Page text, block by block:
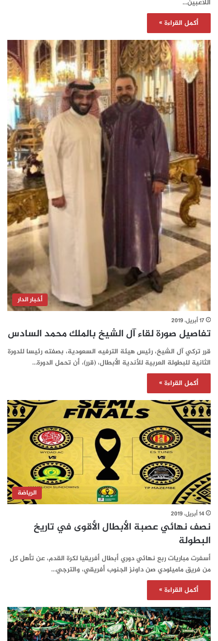
اللاعبين…
أكمل القراءة »
أخبار الدار
17 أبريل، 2019
تفاصيل صورة لقاء آل الشيخ بالملك محمد السادس
قرر تركي آل الشيخ، رئيس هيئة الترفيه السعودية، بصفته رئيسا للدورة
الثانية للبطولة العربية للأندية الأبطال، (قرر)، أن تحمل الدورة…
أكمل القراءة »
الرياضة
14 أبريل، 2019
نصف نهائي عصبة الأبطال الأقوى في تاريخ
البطولة
أسفرت مباريات ربع نهائي دوري أبطال أفريقيا لكرة القدم، عن تأهل كل
من فريق ماميلودي صن داونز الجنوب أفريقي، والترجي…
أكمل القراءة »